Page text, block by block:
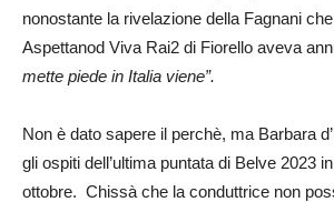
nonostante la rivelazione della Fagnani
Aspettanod Viva Rai2 di Fiorello aveva
mette piede in Italia viene”.
Non è dato sapere il perchè, ma Barbara
gli ospiti dell’ultima puntata di Belve 2023
ottobre. Chissà che la conduttrice non